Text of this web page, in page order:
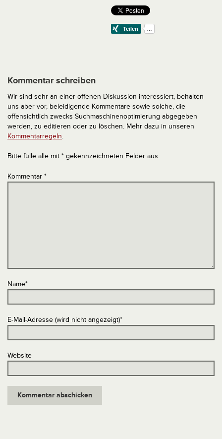
Kommentar schreiben
Wir sind sehr an einer offenen Diskussion interessiert, behalten
uns aber vor, beleidigende Kommentare sowie solche, die
offensichtlich zwecks Suchmaschinenoptimierung abgegeben
werden, zu editieren oder zu löschen. Mehr dazu in unseren
Kommentarregeln.
Bitte fülle alle mit * gekennzeichneten Felder aus.
Kommentar *
Name*
E-Mail-Adresse (wird nicht angezeigt)*
Website